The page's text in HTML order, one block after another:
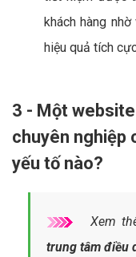
khách hàng
hiệu quả tích
3 - Một
chuyên nghiệp
yếu tố nào?
Xem
trung tâm điều